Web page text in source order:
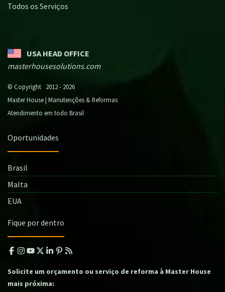
Todos os Serviços
USA HEAD OFFICE
masterhousesolutions.com
© Copyright 2012 - 2026
Master House | Manutenções & Reformas
Atendimento em todo Brasil
Oportunidades
Brasil
Malta
EUA
Fique por dentro
Solicite um orçamento ou serviço de reforma à Master House
mais próxima: